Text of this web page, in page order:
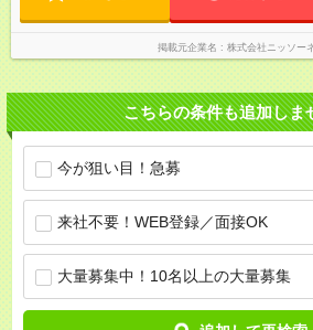
掲載元企業名 株式会社ニッソー
こちらの条件も追加しま
今が狙い目！急募
来社不要！WEB登録／面接OK
大量募集中！10名以上の大量募集